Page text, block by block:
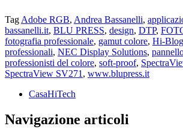
Tag Adobe RGB, Andrea Bassanelli,
bassanelli.it, BLU PRESS, design, DTP,
fotografia professionale, gamut colore, Hi-Blog
professionali, NEC Display Solutions,
professionisti del colore, soft-proof,
SpectraView SV271 , www.blupress.it
CasaHiTech
Navigazione articoli